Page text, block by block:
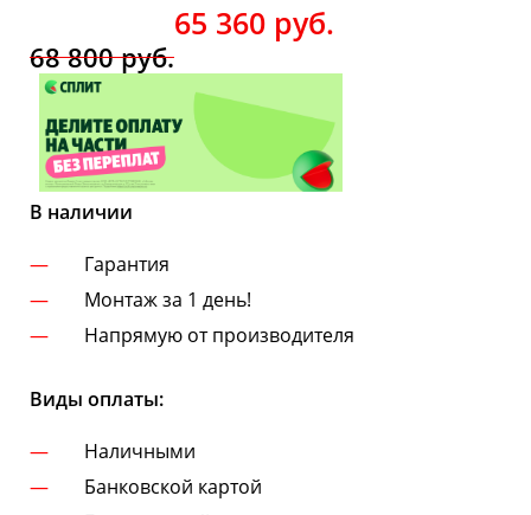
65 360руб.
68 800руб.
В наличии
Гарантия
Монтаж за 1 день!
Напрямую от производителя
Виды оплаты:
Наличными
Банковской картой